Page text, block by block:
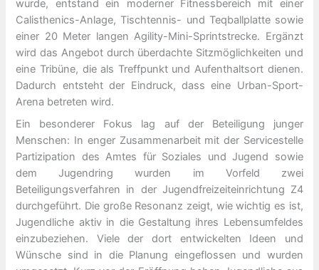
wurde, entstand ein moderner Fitnessbereich mit einer
Calisthenics-Anlage, Tischtennis- und Teqballplatte sowie
einer 20 Meter langen Agility-Mini-Sprintstrecke. Ergänzt
wird das Angebot durch überdachte Sitzmöglichkeiten und
eine Tribüne, die als Treffpunkt und Aufenthaltsort dienen.
Dadurch entsteht der Eindruck, dass eine Urban-Sport-
Arena betreten wird.
Ein besonderer Fokus lag auf der Beteiligung junger
Menschen: In enger Zusammenarbeit mit der Servicestelle
Partizipation des Amtes für Soziales und Jugend sowie
dem Jugendring wurden im Vorfeld zwei
Beteiligungsverfahren in der Jugendfreizeiteinrichtung Z4
durchgeführt. Die große Resonanz zeigt, wie wichtig es ist,
Jugendliche aktiv in die Gestaltung ihres Lebensumfeldes
einzubeziehen. Viele der dort entwickelten Ideen und
Wünsche sind in die Planung eingeflossen und wurden